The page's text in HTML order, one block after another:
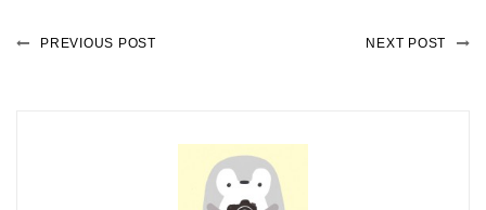
PREVIOUS POST NEXT POST